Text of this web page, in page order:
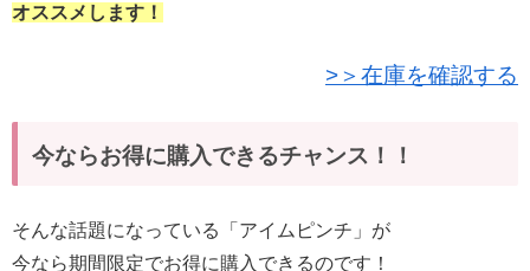
オススメします！
>＞在庫を確認する
今ならお得に購入できるチャンス！！
そんな話題になっている「アイムピンチ」が
今なら期間限定でお得に購入できるのです！